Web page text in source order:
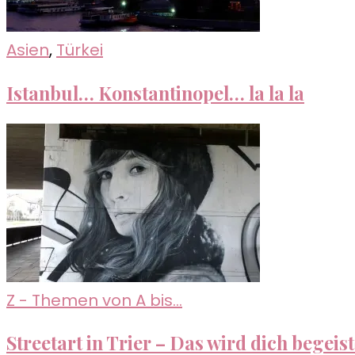
Asien, Türkei
Istanbul… Konstantinopel… la la la
Z - Themen von A bis...
Streetart in Trier – Das wird dich